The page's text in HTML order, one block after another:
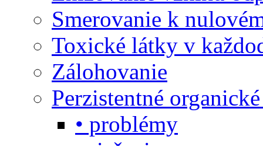
Smerovanie k
Toxické látky v
Zálohovanie
Perzistentné
• problémy